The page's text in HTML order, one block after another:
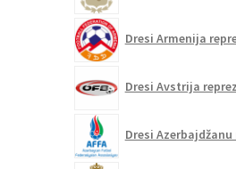
Dresi Armenija
Dresi Avstrija
Dresi